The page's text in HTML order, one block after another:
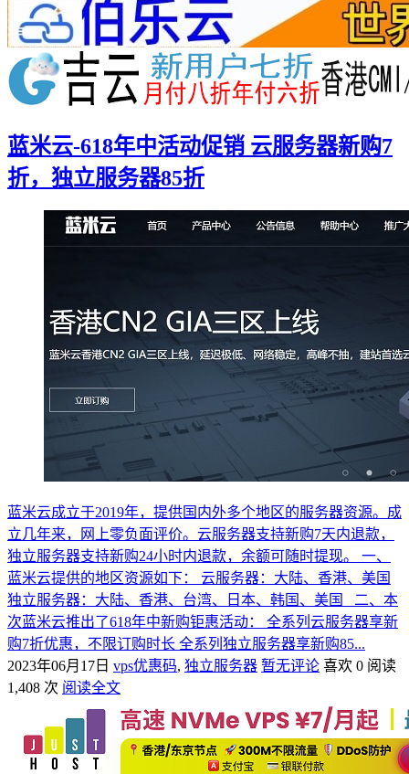
蓝米云-618年中活动促销 云服务器新购7
折，独立服务器85折
蓝米云成立于2019年，提供国内外多个地区的服务器资源。成
立几年来，网上零负面评价。云服务器支持新购7天内退款，
独立服务器支持新购24小时内退款，余额可随时提现。 一、
蓝米云提供的地区资源如下： 云服务器：大陆、香港、美国
独立服务器：大陆、香港、台湾、日本、韩国、美国 二、本
次蓝米云推出了618年中新购钜惠活动： 全系列云服务器享新
购7折优惠，不限订购时长 全系列独立服务器享新购85...
2023年06月17日 vps优惠码, 独立服务器 暂无评论 喜欢 0 阅读
1,408 次 阅读全文